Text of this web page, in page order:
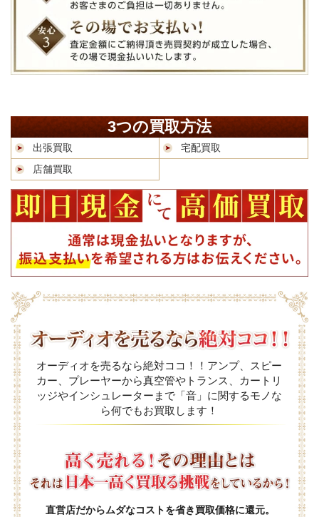
3つの買取方法
出張買取
宅配買取
店舗買取
オーディオを売るなら絶対ココ！！アンプ、スピー
カー、プレーヤーから真空管やトランス、カートリ
ッジやインシュレーターまで「音」に関するモノな
ら何でもお買取します！
直営店だからムダなコストを省き買取価格に還元。